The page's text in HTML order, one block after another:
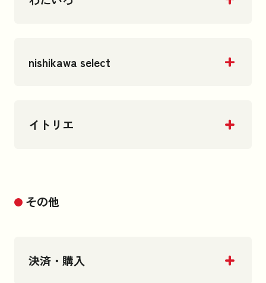
nishikawa select
イトリエ
その他
決済・購入